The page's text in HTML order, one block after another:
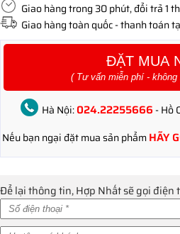
Giao hàng trong 30 phút, đổi trả 1
Giao hàng toàn quốc - thanh toán
ĐẶT MUA
( Tư vấn miễn phí - không
Hà Nội:024.22255666 - Hồ
Nếu bạn ngại đặt mua sản phẩmHÃY
Để lại thông tin, Hợp Nhất sẽ gọi điện